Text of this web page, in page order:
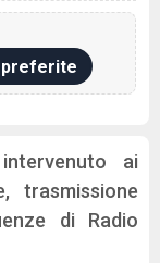
ai
trasmissione
di Radio